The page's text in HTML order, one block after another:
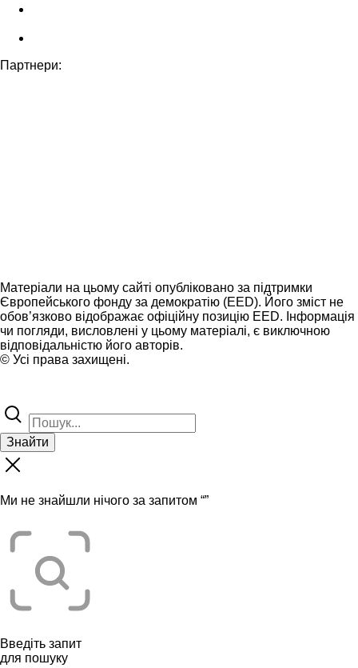
Партнери:
Матеріали на цьому сайті опубліковано за підтримки
Європейського фонду за демократію (EED). Його зміст не
обов’язково відображає офіційну позицію EED. Інформація
чи погляди, висловлені у цьому матеріалі, є виключною
відповідальністю його авторів.
© Усі права захищені.
Знайти
Ми не знайшли нічого за запитом “”
Введіть запит
для пошуку